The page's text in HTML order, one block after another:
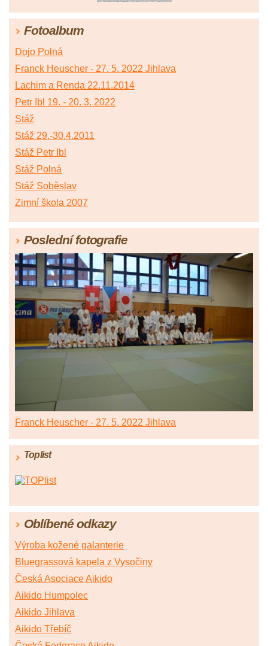
Fotoalbum
Dojo Polná
Franck Heuscher - 27. 5. 2022 Jihlava
Lachim a Renda 22.11.2014
Petr Ibl 19. - 20. 3. 2022
Stáž
Stáž 29.-30.4.2011
Stáž Petr Ibl
Stáž Polná
Stáž Soběslav
Zimní škola 2007
Poslední fotografie
Franck Heuscher - 27. 5. 2022 Jihlava
Toplist
Oblíbené odkazy
Výroba kožené galanterie
Bluegrassová kapela z Vysočiny
Česká Asociace Aikido
Aikido Humpolec
Aikido Jihlava
Aikido Třebíč